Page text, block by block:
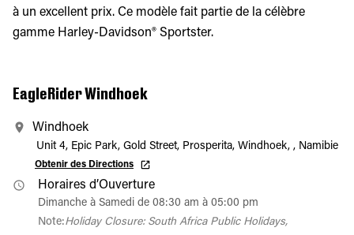
à un excellent prix. Ce modèle fait partie de la célèbre
gamme Harley-Davidson® Sportster.
EagleRider Windhoek
Windhoek
Unit 4, Epic Park, Gold Street, Prosperita, Windhoek, , Namibie
Obtenir des Directions
Horaires d’Ouverture
Dimanche à Samedi de 08:30 am à 05:00 pm
Note:Holiday Closure: South Africa Public Holidays,